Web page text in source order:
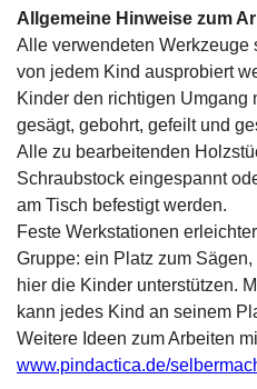
Allgemeine Hinweise zum
Alle verwendeten Werkzeuge
von jedem Kind ausprobiert
Kinder den richtigen Umgang
gesägt, gebohrt, gefeilt und
Alle zu bearbeitenden
Schraubstock eingespannt
am Tisch befestigt werden.
Feste Werkstationen
Gruppe: ein Platz zum
hier die Kinder unterstützen.
kann jedes Kind an seinem
Weitere Ideen zum Arbeiten
www.pindactica.de/